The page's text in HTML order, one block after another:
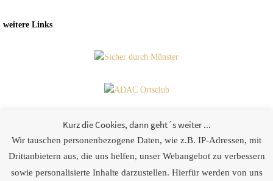
weitere Links
Partner
Kurz die Cookies, dann geht´s weiter ...
Wir tauschen personenbezogene Daten, wie z.B. IP-Adressen, mit
Drittanbietern aus, die uns helfen, unser Webangebot zu verbessern
sowie personalisierte Inhalte darzustellen. Hierfür werden von uns